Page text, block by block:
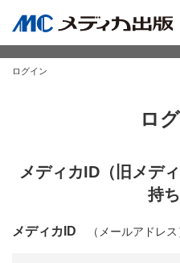
ログイン
ロ
メディカID（旧メデ
持
メディカID （メールアドレス